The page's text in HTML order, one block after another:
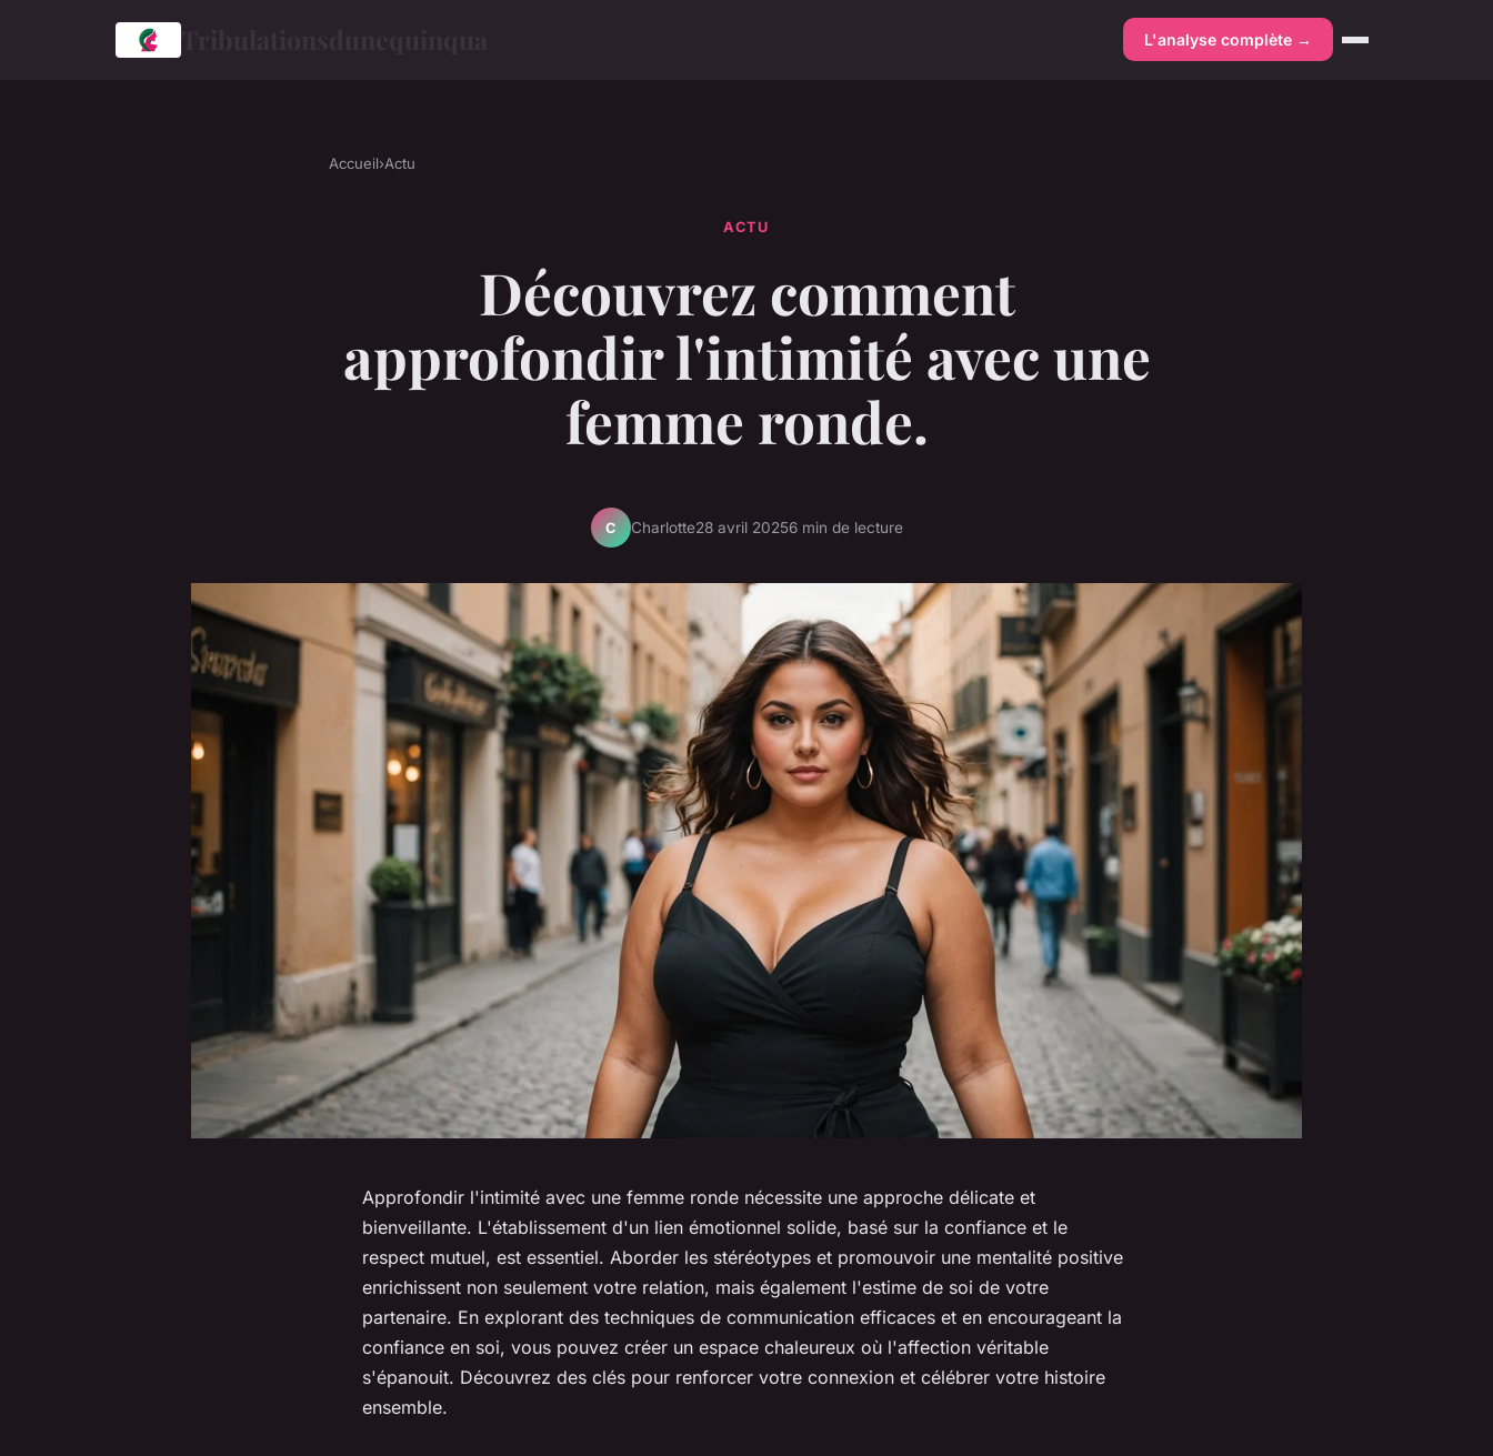
L'analyse complète →
Accueil›Actu
ACTU
Découvrez comment
approfondir l'intimité avec une
femme ronde.
C Charlotte28 avril 20256 min de lecture
Approfondir l'intimité avec une femme ronde nécessite une approche délicate et
bienveillante. L'établissement d'un lien émotionnel solide, basé sur la confiance et le
respect mutuel, est essentiel. Aborder les stéréotypes et promouvoir une mentalité positive
enrichissent non seulement votre relation, mais également l'estime de soi de votre
partenaire. En explorant des techniques de communication efficaces et en encourageant la
confiance en soi, vous pouvez créer un espace chaleureux où l'affection véritable
s'épanouit. Découvrez des clés pour renforcer votre connexion et célébrer votre histoire
ensemble.